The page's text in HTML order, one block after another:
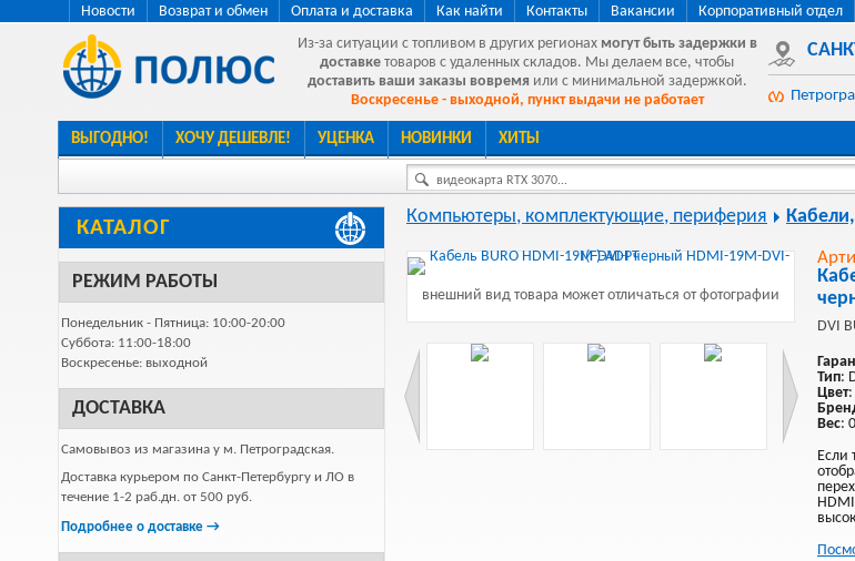
Новости Возврат и обмен Оплата и доставка Как найти Контакты Вакансии Корпоративный отдел
Из-за ситуации с топливом в других регионах могут быть задержки в
доставке товаров с удаленных складов. Мы делаем все, чтобы
доставить ваши заказы вовремя или с минимальной задержкой.
Воскресенье - выходной, пункт выдачи не работает
ВЫГОДНО! ХОЧУ ДЕШЕВЛЕ! УЦЕНКА НОВИНКИ ХИТЫ
видеокарта RTX 3070...
КАТАЛОГ
РЕЖИМ РАБОТЫ
Понедельник - Пятница: 10:00-20:00
Суббота: 11:00-18:00
Воскресенье: выходной
ДОСТАВКА
Самовывоз из магазина у м. Петроградская.
Доставка курьером по Санкт-Петербургу и ЛО в
течение 1-2 раб.дн. от 500 руб.
Подробнее о доставке →
Компьютеры, комплектующие, периферия
внешний вид товара может отличаться от фотографии
DVI
Тип:
Цвет:
Вес:
Если